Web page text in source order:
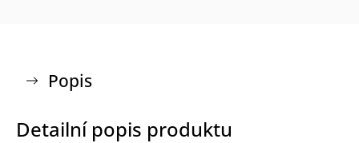
Popis
Detailní popis produktu